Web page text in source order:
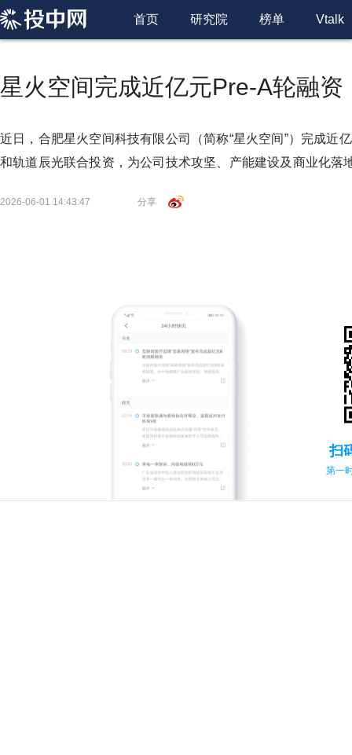
首页 研究院 榜单 Vtalk
星火空间完成近亿元Pre-A轮融资
近日，合肥星火空间科技有限公司（简称“星火空间”）完成近
和轨道辰光联合投资，为公司技术攻坚、产能建设及商业化落
2026-06-01 14:43:47 分享
扫
第一